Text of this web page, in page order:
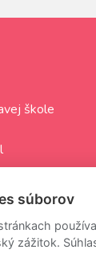
škole
súborov
zážitok.